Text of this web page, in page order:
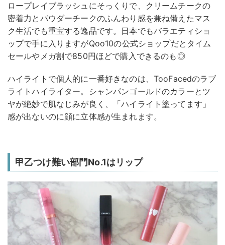
ロープレイブラッシュにそっくりで、クリームチークの
密着力とパウダーチークのふんわり感を兼ね備えたマス
ク生活でも重宝する逸品です。日本でもバラエティショ
ップで手に入りますがQoo10の公式ショップだとタイム
セールやメガ割で850円ほどで購入できるのも◎
ハイライトで個人的に一番好きなのは、TooFacedのラブ
ライトハイライター。シャンパンゴールドのカラーとツ
ヤが絶妙で肌なじみが良く、「ハイライト塗ってます」
感が出ないのに顔に立体感が生まれます。
甲乙つけ難い部門No.1はリップ